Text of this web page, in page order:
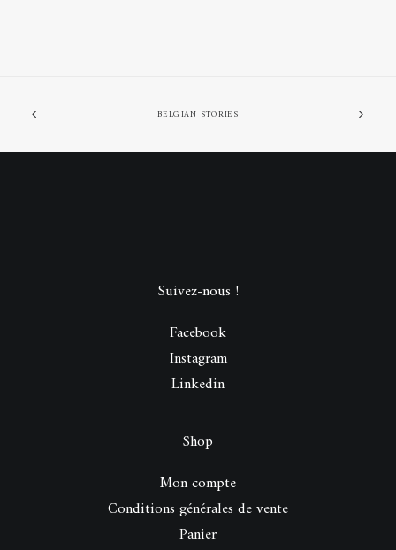
BELGIAN STORIES
Suivez-nous !
Facebook
Instagram
Linkedin
Shop
Mon compte
Conditions générales de vente
Panier